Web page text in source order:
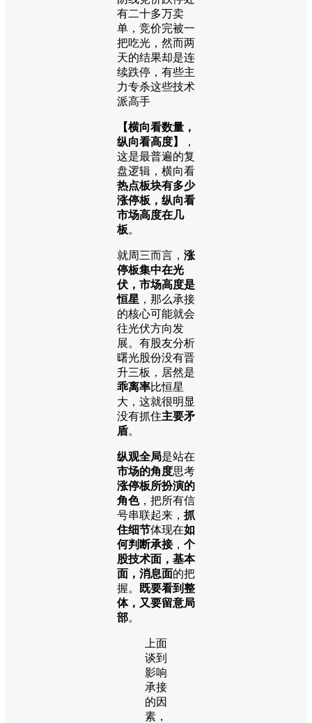
有二十多万卖
单，竞价完被一
把吃光，然而两
天的结果却是连
续跌停，有些主
力专杀这些技术
派高手
【横向看数量，
纵向看高度】
，
这是最普遍的复
盘逻辑，横向看
热点板块有多少
涨停板，纵向看
市场高度在几
板。
就周三而言， 涨
停板集中在光
伏，市场高度是
恒星 ，那么承接
的核心可能就会
往光伏方向发
展。有股友分析
曙光股份没有晋
升三板，居然是
乖离率比恒星
大，这就很明显
没有抓住主要矛
盾。
纵观全局是站在
市场的角度思考
涨停板所扮演的
角色，把所有信
号串联起来， 抓
住细节体现在如
何判断承接， 个
股技术面，基本
面，消息面的把
握。
既要看到整
体，又要留意局
部。
上面
谈到
影响
承接
的因
素，